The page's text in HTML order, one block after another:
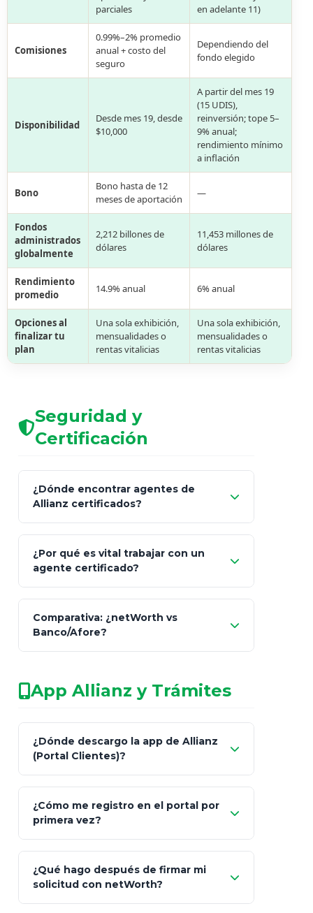
parciales
en adelante 11)
Comisiones
0.99%–2% promedio
anual + costo del
seguro
Dependiendo del
fondo elegido
Disponibilidad
Desde mes 19, desde
$10,000
A partir del mes 19
(15 UDIS),
reinversión; tope 5–
9% anual;
rendimiento mínimo
a inflación
Bono
Bono hasta de 12
meses de aportación
—
Fondos
administrados
globalmente
2,212 billones de
dólares
11,453 millones de
dólares
Rendimiento
promedio
14.9% anual 6% anual
Opciones al
finalizar tu
plan
Una sola exhibición,
mensualidades o
rentas vitalicias
Una sola exhibición,
mensualidades o
rentas vitalicias
Seguridad y
Certificación
¿Dónde encontrar agentes de
Allianz certificados?
Seguros y Fianzas (CNSF)
netWorth
patrimonio con asesores informales en
redes sociales.
¿Por qué es vital trabajar con un
agente certificado?
consultor técnico
legalmente facultado
Comparativa: ¿netWorth vs
Banco/Afore?
Característica netWorth (Certificado)
Fiscalidad Estrategia Art. 151 / 93
App Allianz y Trámites
¿Dónde descargo la app de Allianz
(Portal Clientes)?
Client"
App Store (iOS) Google Play
¿Cómo me registro en el portal por
primera vez?
Bienvenida
"¿Aún no tienes cuenta?
¿Qué hago después de firmar mi
solicitud con netWorth?